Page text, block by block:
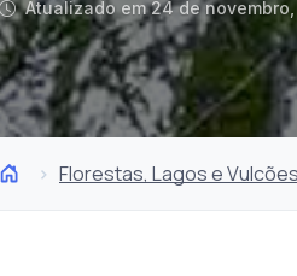
Atualizado em 24 de
Florestas, Lagos e Vulcões